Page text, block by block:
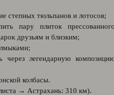
степных тюльпанов и лотосов;
пару плиток
друзьям и близким;
через легендарную
колбасы.
→ Астрахань: 310 км).